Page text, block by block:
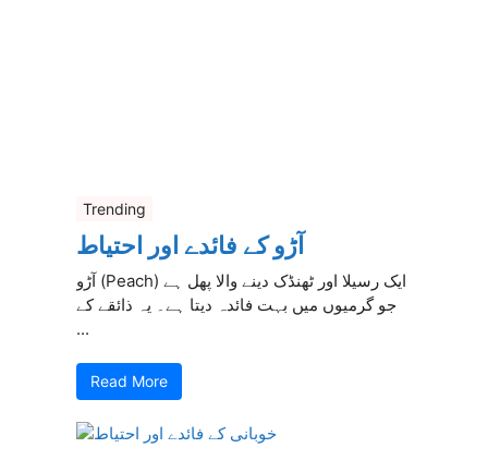
Trending
آڑو کے فائدے اور احتیاط
آڑو (Peach) ایک رسیلا اور ٹھنڈک دینے والا پھل ہے
جو گرمیوں میں بہت فائدہ دیتا ہے۔ یہ ذائقے کے
...
Read More